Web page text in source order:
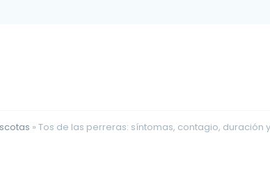
» Tos de las perreras: síntomas, contagio, duración